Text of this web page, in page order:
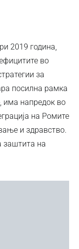
2019 година,
во
за
посилна рамка
има напредок во
на Ромите
и здравство.
заштита на